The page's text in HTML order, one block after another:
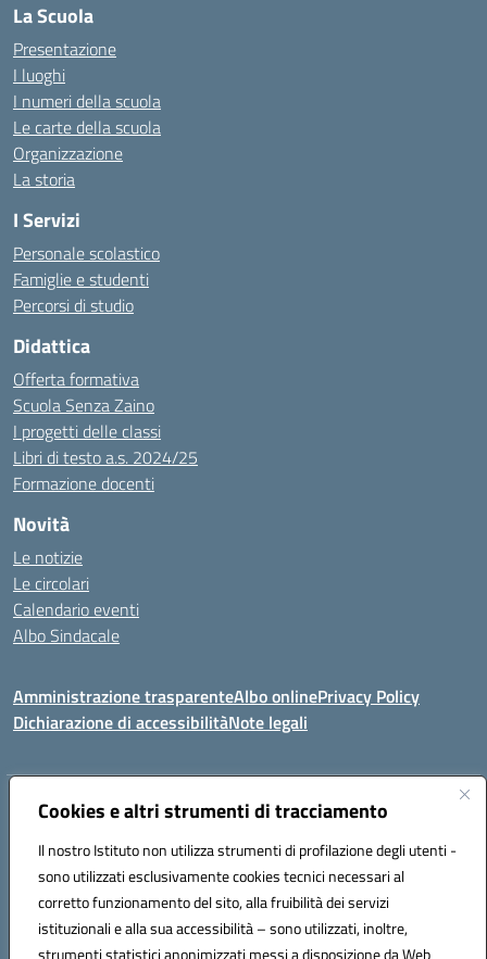
Cookies e altri strumenti di tracciamento
Il nostro Istituto non utilizza strumenti di profilazione degli utenti -
sono utilizzati esclusivamente cookies tecnici necessari al
corretto funzionamento del sito, alla fruibilità dei servizi
istituzionali e alla sua accessibilità – sono utilizzati, inoltre,
strumenti statistici anonimizzati messi a disposizione da Web
La Scuola
Presentazione
I luoghi
I numeri della scuola
Le carte della scuola
Organizzazione
La storia
I Servizi
Personale scolastico
Famiglie e studenti
Percorsi di studio
Didattica
Offerta formativa
Scuola Senza Zaino
I progetti delle classi
Libri di testo a.s. 2024/25
Formazione docenti
Novità
Le notizie
Le circolari
Calendario eventi
Albo Sindacale
Amministrazione trasparenteAlbo onlinePrivacy Policy
Dichiarazione di accessibilitàNote legali
Indirizzo:Via Felice Cavallotti, 15 -84020 - Oliveto Citra
Posta elettronica certificata (PEC):saic81300d@pec.istruzione.it
Codice fiscale: 82005110653
Codice meccanografico: SAIC81300D